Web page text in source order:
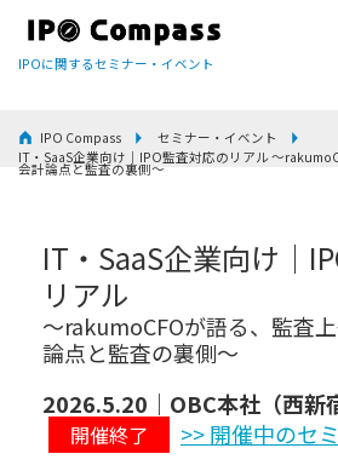
IPOに関するセミナー・イベント
IPO Compass
セミナー・イベント
IT・SaaS企業向け｜IPO監査対応のリアル ～
会計論点と監査の裏側～
IT・SaaS企業向け｜
リアル
～rakumoCFOが語る、監査
論点と監査の裏側～
2026.5.20｜OBC本社（西新
開催終了 >> 開催中のセ